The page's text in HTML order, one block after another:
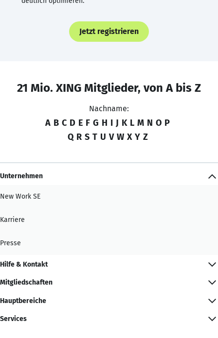
Jetzt registrieren
21 Mio. XING Mitglieder, von A bis Z
Nachname:
A B C D E F G H I J K L M N O P
Q R S T U V W X Y Z
Unternehmen
New Work SE
Karriere
Presse
Hilfe & Kontakt
Mitgliedschaften
Hauptbereiche
Services